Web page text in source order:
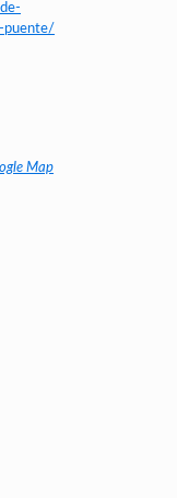
puente/
Map